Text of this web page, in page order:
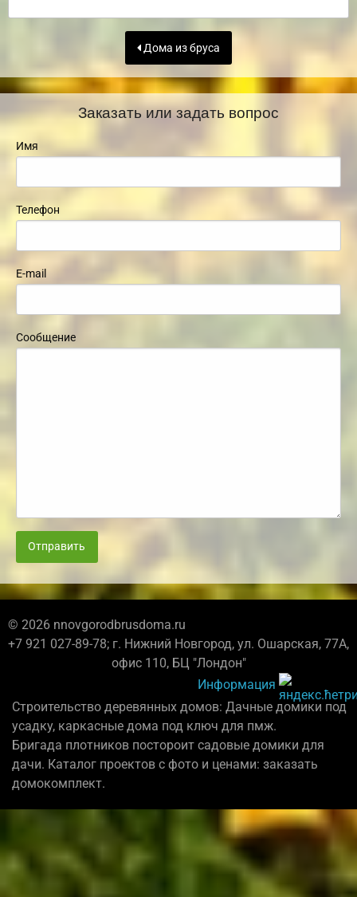
Дома из бруса
Заказать или задать вопрос
Имя
Телефон
E-mail
Сообщение
Отправить
© 2026 nnovgorodbrusdoma.ru
+7 921 027-89-78; г. Нижний Новгород, ул. Ошарская, 77А,
офис 110, БЦ "Лондон"
Информация
Строительство деревянных домов: Дачные домики под
усадку, каркасные дома под ключ для пмж.
Бригада плотников постороит садовые домики для
дачи. Каталог проектов с фото и ценами: заказать
домокомплект.